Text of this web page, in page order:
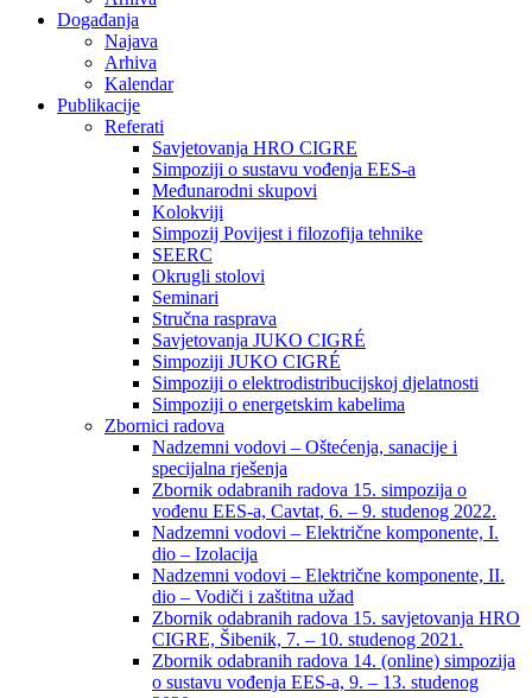
Događanja
Najava
Arhiva
Kalendar
Publikacije
Referati
Savjetovanja HRO CIGRE
Simpoziji o sustavu vođenja EES-a
Međunarodni skupovi
Kolokviji​
Simpozij Povijest i filozofija tehnike
SEERC
Okrugli stolovi
Seminari​
Stručna rasprava​
Savjetovanja JUKO CIGRÉ
Simpoziji JUKO CIGRÉ
Simpoziji o elektrodistribucijskoj djelatnosti
Simpoziji o energetskim kabelima
Zbornici radova
Nadzemni vodovi – Oštećenja, sanacije i
specijalna rješenja
Zbornik odabranih radova 15. simpozija o
vođenu EES-a, Cavtat, 6. – 9. studenog 2022.
Nadzemni vodovi – Električne komponente, I.
dio – Izolacija
Nadzemni vodovi – Električne komponente, II.
dio – Vodiči i zaštitna užad
Zbornik odabranih radova 15. savjetovanja HRO
CIGRE, Šibenik, 7. – 10. studenog 2021.
Zbornik odabranih radova 14. (online) simpozija
o sustavu vođenja EES-a, 9. – 13. studenog